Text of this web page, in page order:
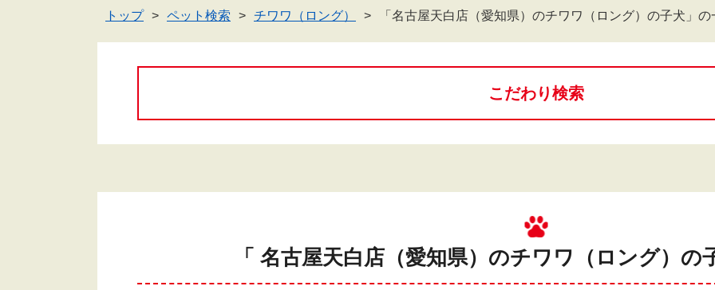
トップ ペット検索 チワワ（ロング） 「名古屋天白店（愛知県）のチワワ（ロング）の子犬」の
こだわり検索
「 名古屋天白店（愛知県）のチワワ（ロング）の